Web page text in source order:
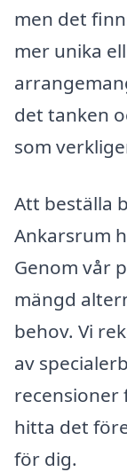
men det
mer unika
det tanken
som
Att beställa
Ankarsrum
Genom vår
mängd
behov. Vi
av
hitta det
för dig.